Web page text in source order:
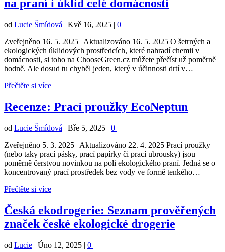
na praní i úklid celé domácnosti
od Lucie Šmídová | Kvě 16, 2025 | 0 |
Zveřejněno 16. 5. 2025 | Aktualizováno 16. 5. 2025 O šetrných a
ekologických úklidových prostředcích, které nahradí chemii v
domácnosti, si toho na ChooseGreen.cz můžete přečíst už poměrně
hodně. Ale dosud tu chyběl jeden, který v účinnosti drtí v…
Přečtěte si více
Recenze: Prací proužky EcoNeptun
od Lucie Šmídová Bře 5, 2025 0
Zveřejněno 5. 3. 2025 | Aktualizováno 22. 4. 2025 Prací proužky
(nebo taky prací pásky, prací papírky či prací ubrousky) jsou
poměrně čerstvou novinkou na poli ekologického praní. Jedná se o
koncentrovaný prací prostředek bez vody ve formě tenkého…
Přečtěte si více
Česká ekodrogerie: Seznam prověřených
značek české ekologické drogerie
od Lucie | Úno 12, 2025 | 0 |